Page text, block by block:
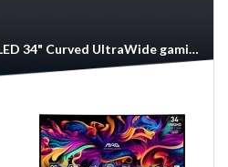
MSI MAG 341CQP QD-OLED 34" Curved UltraWide gaming monitor